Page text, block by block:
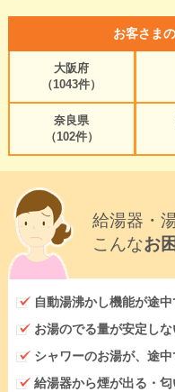
お客さま
大阪府
（1043件）
奈良県
（102件）
給湯器・
こんなお
自動湯沸かし機能が途
お湯のでる量が安定し
シャワーのお湯が、途
給湯器から煙が出る・